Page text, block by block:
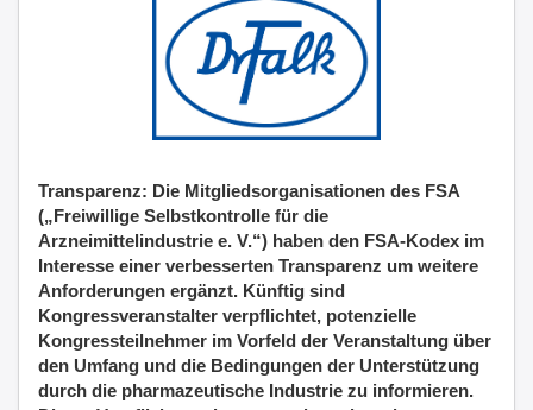
Transparenz: Die Mitgliedsorganisationen des FSA
(„Freiwillige Selbstkontrolle für die
Arzneimittelindustrie e. V.“) haben den FSA-Kodex im
Interesse einer verbesserten Transparenz um weitere
Anforderungen ergänzt. Künftig sind
Kongressveranstalter verpflichtet, potenzielle
Kongressteilnehmer im Vorfeld der Veranstaltung über
den Umfang und die Bedingungen der Unterstützung
durch die pharmazeutische Industrie zu informieren.